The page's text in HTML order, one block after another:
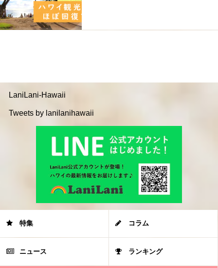
LaniLani-Hawaii
Tweets by lanilanihawaii
特集 コラム
ニュース ランキング